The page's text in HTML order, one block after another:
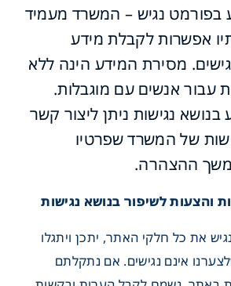
בפורמט נגיש – המשרד מעמיד
אפשרות לקבלת מידע
מסירת המידע הינה ללא
עבור אנשים עם מוגבלות.
בנושא נגישות ניתן ליצור קשר
של המשרד שפרטיו
ההצהרה.
והצעות לשיפור בנושא נגישות
את כל חלקי האתר, יתכן ויתגלו
אינם נגישים. אם נתקלתם